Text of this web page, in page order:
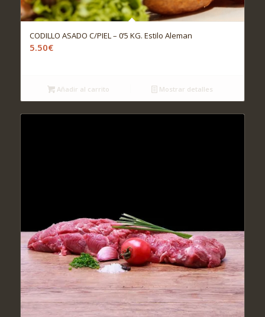
CODILLO ASADO C/PIEL – 0’5 KG. Estilo Aleman
5.50€
Añadir al carrito Mostrar detalles